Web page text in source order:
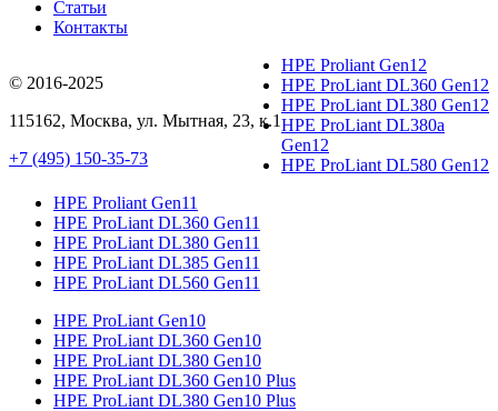
Статьи
Контакты
© 2016-2025
115162, Москва, ул. Мытная, 23, к.1
+7 (495) 150-35-73
HPE Proliant Gen12
HPE ProLiant DL360 Gen12
HPE ProLiant DL380 Gen12
HPE ProLiant DL380a
Gen12
HPE ProLiant DL580 Gen12
HPE Proliant Gen11
HPE ProLiant DL360 Gen11
HPE ProLiant DL380 Gen11
HPE ProLiant DL385 Gen11
HPE ProLiant DL560 Gen11
HPE ProLiant Gen10
HPE ProLiant DL360 Gen10
HPE ProLiant DL380 Gen10
HPE ProLiant DL360 Gen10 Plus
HPE ProLiant DL380 Gen10 Plus